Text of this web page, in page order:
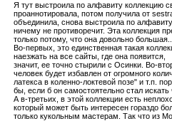
Я тут выстроила по алфавиту коллекцию
проаннотировала, потом получила от
объединила, снова выстроила по
ничему не противоречит. Эта коллекция
только потому, что она довольно большая...
Во-первых, это единственная такая
наезжать на все сайты, где она появится,
значит, ее точно стырили с Осинки. Во-
человек будет избавлен от огромного
латекса в коленно-локтевой позе" и т.п.
бы, если б он самостоятельно стал искать
А в-третьих, в этой коллекции есть
который может быть интересен гораздо
только кукольным мастерам. Так что из